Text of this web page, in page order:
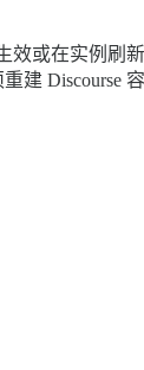
效或在实例刷
建 Discourse